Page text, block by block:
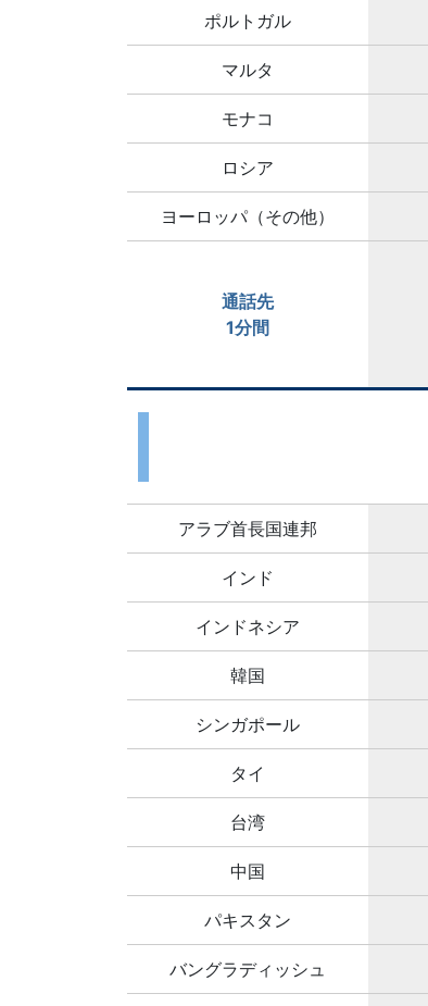
ポルトガル
マルタ
モナコ
ロシア
ヨーロッパ（その他）
通話先
1分間
アラブ首長国連邦
インド
インドネシア
韓国
シンガポール
タイ
台湾
中国
パキスタン
バングラディッシュ